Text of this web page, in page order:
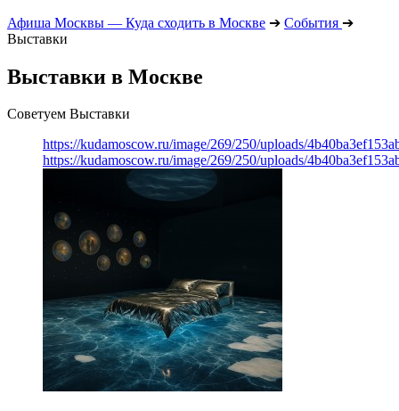
Афиша Москвы — Куда сходить в Москве ➔ События ➔
Выставки
Выставки в Москве
Советуем Выставки
https://kudamoscow.ru/image/269/250/uploads/
https://kudamoscow.ru/image/269/250/uploads/